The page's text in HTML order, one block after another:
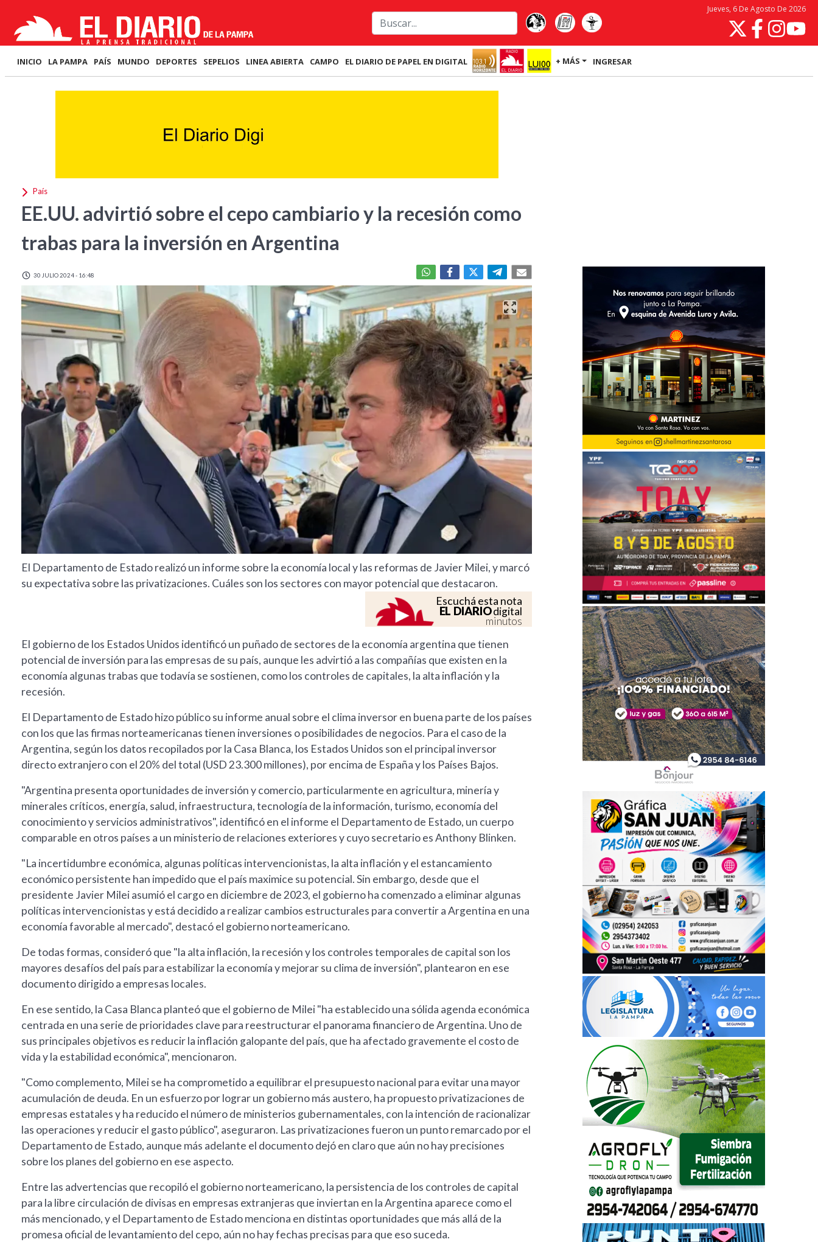
Jueves, 6 De Agosto De 2026
INICIO LA PAMPA PAÍS MUNDO DEPORTES SEPELIOS LINEA ABIERTA CAMPO EL DIARIO DE PAPEL EN DIGITAL + MÁS INGRESAR
País
EE.UU. advirtió sobre el cepo cambiario y la recesión como
trabas para la inversión en Argentina
30 JULIO 2024 - 16:48
El Departamento de Estado realizó un informe sobre la economía local y las reformas de Javier Milei, y marcó
su expectativa sobre las privatizaciones. Cuáles son los sectores con mayor potencial que destacaron.
Escuchá esta nota
EL DIARIOdigital
minutos
El gobierno de los Estados Unidos identificó un puñado de sectores de la economía argentina que tienen
potencial de inversión para las empresas de su país, aunque les advirtió a las compañías que existen en la
economía algunas trabas que todavía se sostienen, como los controles de capitales, la alta inflación y la
recesión.
El Departamento de Estado hizo público su informe anual sobre el clima inversor en buena parte de los países
con los que las firmas norteamericanas tienen inversiones o posibilidades de negocios. Para el caso de la
Argentina, según los datos recopilados por la Casa Blanca, los Estados Unidos son el principal inversor
directo extranjero con el 20% del total (USD 23.300 millones), por encima de España y los Países Bajos.
"Argentina presenta oportunidades de inversión y comercio, particularmente en agricultura, minería y
minerales críticos, energía, salud, infraestructura, tecnología de la información, turismo, economía del
conocimiento y servicios administrativos", identificó en el informe el Departamento de Estado, un cuerpo
comparable en otros países a un ministerio de relaciones exteriores y cuyo secretario es Anthony Blinken.
"La incertidumbre económica, algunas políticas intervencionistas, la alta inflación y el estancamiento
económico persistente han impedido que el país maximice su potencial. Sin embargo, desde que el
presidente Javier Milei asumió el cargo en diciembre de 2023, el gobierno ha comenzado a eliminar algunas
políticas intervencionistas y está decidido a realizar cambios estructurales para convertir a Argentina en una
economía favorable al mercado", destacó el gobierno norteamericano.
De todas formas, consideró que "la alta inflación, la recesión y los controles temporales de capital son los
mayores desafíos del país para estabilizar la economía y mejorar su clima de inversión", plantearon en ese
documento dirigido a empresas locales.
En ese sentido, la Casa Blanca planteó que el gobierno de Milei "ha establecido una sólida agenda económica
centrada en una serie de prioridades clave para reestructurar el panorama financiero de Argentina. Uno de
sus principales objetivos es reducir la inflación galopante del país, que ha afectado gravemente el costo de
vida y la estabilidad económica", mencionaron.
"Como complemento, Milei se ha comprometido a equilibrar el presupuesto nacional para evitar una mayor
acumulación de deuda. En un esfuerzo por lograr un gobierno más austero, ha propuesto privatizaciones de
empresas estatales y ha reducido el número de ministerios gubernamentales, con la intención de racionalizar
las operaciones y reducir el gasto público", aseguraron. Las privatizaciones fueron un punto remarcado por el
Departamento de Estado, aunque más adelante el documento dejó en claro que aún no hay precisiones
sobre los planes del gobierno en ese aspecto.
Entre las advertencias que recopiló el gobierno norteamericano, la persistencia de los controles de capital
para la libre circulación de divisas en empresas extranjeras que inviertan en la Argentina aparece como el
más mencionado, y el Departamento de Estado menciona en distintas oportunidades que más allá de la
promesa oficial de levantamiento del cepo, aún no hay fechas precisas para que eso suceda.